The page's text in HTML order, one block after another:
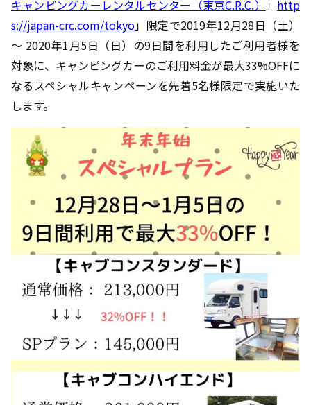
キャンピングカーレンタルセンター（東京C.R.C.） 」 http
s://japan-crc.com/tokyo」限定で2019年12月28日（土）
～ 2020年1月5日（日）の9日間を利用したご利用者様を
対象に、キャンピングカーのご利用料金が最大33%OFFに
なるスペシャルキャンペーンを先着5名様限定で実施いた
します。